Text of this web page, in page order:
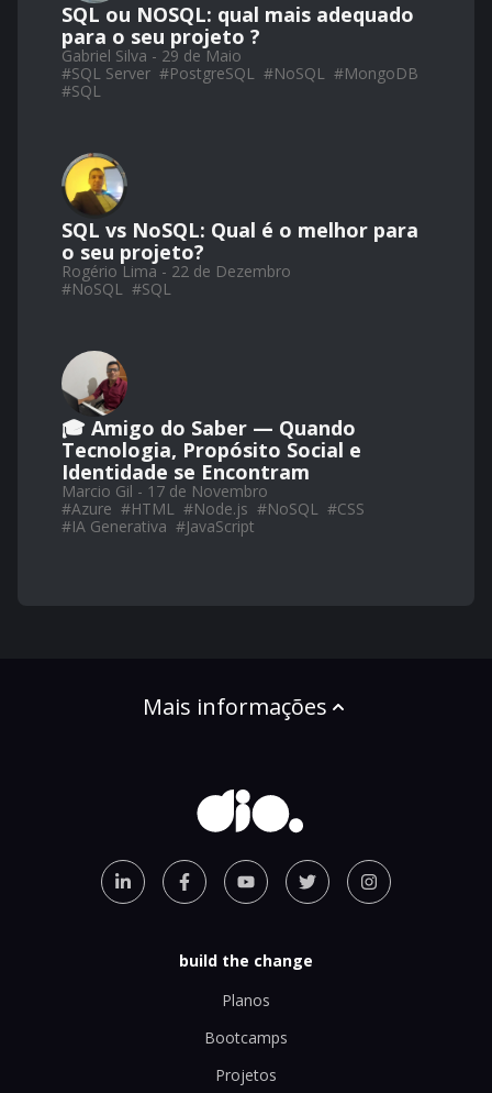
SQL ou NOSQL: qual mais adequado
para o seu projeto ?
Gabriel Silva - 29 de Maio
#SQL Server #PostgreSQL #NoSQL #MongoDB
#SQL
SQL vs NoSQL: Qual é o melhor para
o seu projeto?
Rogério Lima - 22 de Dezembro
#NoSQL #SQL
🎓 Amigo do Saber — Quando
Tecnologia, Propósito Social e
Identidade se Encontram
Marcio Gil - 17 de Novembro
#Azure #HTML #Node.js #NoSQL #CSS
#IA Generativa #JavaScript
Mais informações
build the change
Planos
Bootcamps
Projetos